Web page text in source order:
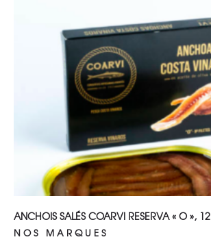
AJOUTER AU PANIER
ANCHOIS SALÉS COARVI RESERVA « O », 12
NOS MARQUES